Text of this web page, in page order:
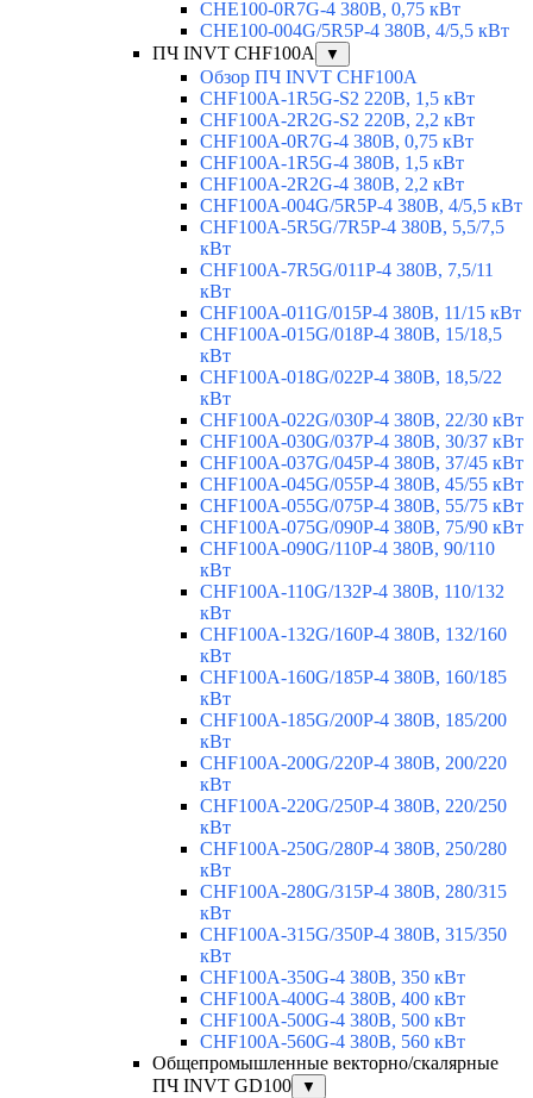
CHE100-0R7G-4 380В, 0,75 кВт
CHE100-004G/5R5P-4 380В, 4/5,5 кВт
ПЧ INVT CHF100A
▼
Обзор ПЧ INVT CHF100A
CHF100A-1R5G-S2 220В, 1,5 кВт
CHF100A-2R2G-S2 220В, 2,2 кВт
CHF100A-0R7G-4 380В, 0,75 кВт
CHF100A-1R5G-4 380В, 1,5 кВт
CHF100A-2R2G-4 380В, 2,2 кВт
CHF100A-004G/5R5P-4 380В, 4/5,5 кВт
CHF100A-5R5G/7R5P-4 380В, 5,5/7,5
кВт
CHF100A-7R5G/011P-4 380В, 7,5/11
кВт
CHF100A-011G/015P-4 380В, 11/15 кВт
CHF100A-015G/018P-4 380В, 15/18,5
кВт
CHF100A-018G/022P-4 380В, 18,5/22
кВт
CHF100A-022G/030P-4 380В, 22/30 кВт
CHF100A-030G/037P-4 380В, 30/37 кВт
CHF100A-037G/045P-4 380В, 37/45 кВт
CHF100A-045G/055P-4 380В, 45/55 кВт
CHF100A-055G/075P-4 380В, 55/75 кВт
CHF100A-075G/090P-4 380В, 75/90 кВт
CHF100A-090G/110P-4 380В, 90/110
кВт
CHF100A-110G/132P-4 380В, 110/132
кВт
CHF100A-132G/160P-4 380В, 132/160
кВт
CHF100A-160G/185P-4 380В, 160/185
кВт
CHF100A-185G/200P-4 380В, 185/200
кВт
CHF100A-200G/220P-4 380В, 200/220
кВт
CHF100A-220G/250P-4 380В, 220/250
кВт
CHF100A-250G/280P-4 380В, 250/280
кВт
CHF100A-280G/315P-4 380В, 280/315
кВт
CHF100A-315G/350P-4 380В, 315/350
кВт
CHF100A-350G-4 380В, 350 кВт
CHF100A-400G-4 380В, 400 кВт
CHF100A-500G-4 380В, 500 кВт
CHF100A-560G-4 380В, 560 кВт
Общепромышленные векторно/скалярные
ПЧ INVT GD100
▼